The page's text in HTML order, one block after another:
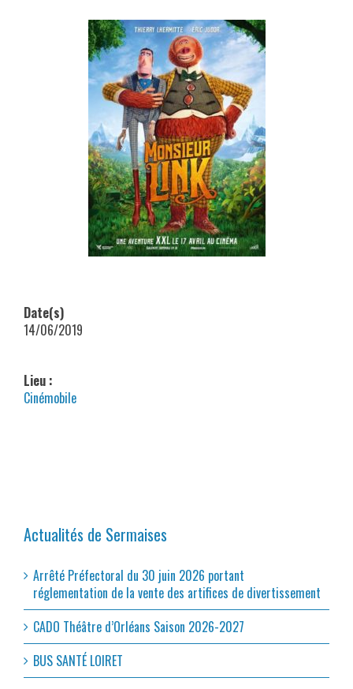
Date(s)
14/06/2019
Lieu :
Cinémobile
Actualités de Sermaises
Arrêté Préfectoral du 30 juin 2026 portant
réglementation de la vente des artifices de divertissement
CADO Théâtre d’Orléans Saison 2026-2027
BUS SANTÉ LOIRET